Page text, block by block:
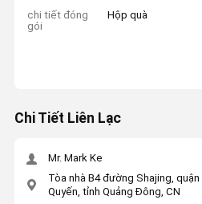
chi tiết đóng
gói
Hộp quà
Chi Tiết Liên Lạc
Mr. Mark Ke
Tòa nhà B4 đường Shajing,
Quyến, tỉnh Quảng Đông, CN